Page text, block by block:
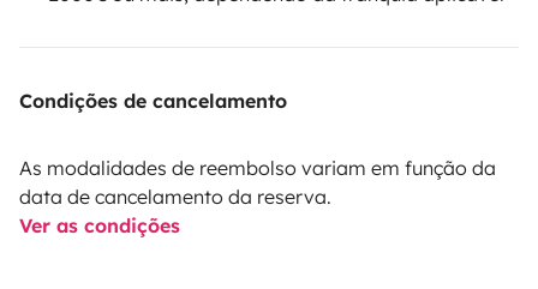
Condições de cancelamento
As modalidades de reembolso variam em função da
data de cancelamento da reserva.
Ver as condições